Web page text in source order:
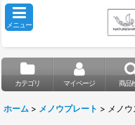
メニュー
カテゴリ マイページ 商品
ホーム > メノウプレート > メノ